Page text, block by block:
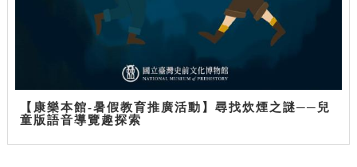
【康樂本館-暑假教育推廣活動】尋找炊煙之謎──兒
童版語音導覽趣探索